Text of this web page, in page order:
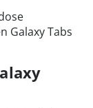
Galaxy Tabs